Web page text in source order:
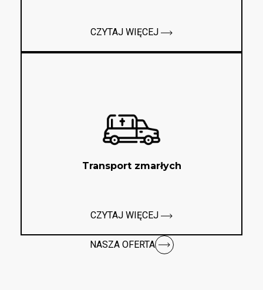
CZYTAJ WIĘCEJ
Transport zmarłych
CZYTAJ WIĘCEJ
NASZA OFERTA